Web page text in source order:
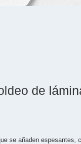
de
se añaden espesantes,